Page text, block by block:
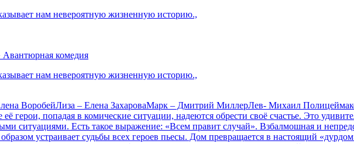
нам невероятную жизненную историю.,
комедия
нам невероятную жизненную историю.,
ВоробейЛиза – Елена ЗахароваМарк – Дмитрий МиллерЛев- Михаил
герои, попадая в комические ситуации, надеются обрести своё счастье. Это
ситуациями. Есть такое выражение: «Всем правит случай». Взбалмошная и
устраивает судьбы всех героев пьесы. Дом превращается в настоящий